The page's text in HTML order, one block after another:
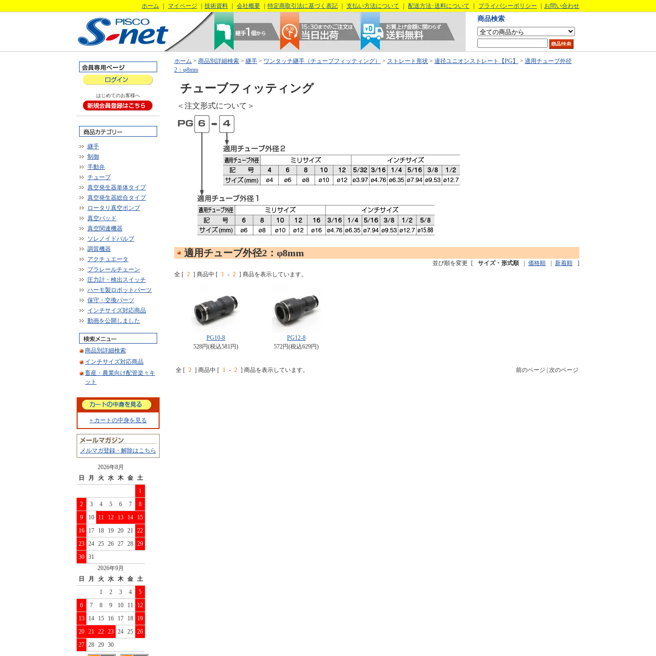
ホーム マイページ 技術資料 会社概要 特定商取引法に基づく表記 支払い方法について 配送方法･送料について プライバシーポリシー お問い合わせ
商品検索
はじめてのお客様へ
継手
制御
手動弁
チューブ
真空発生器単体タイプ
真空発生器総合タイプ
ロータリ真空ポンプ
真空パッド
真空関連機器
ソレノイドバルブ
調質機器
アクチュエータ
プラレールチェーン
圧力計・検出スイッチ
ハーモ製ロボットパーツ
保守・交換パーツ
インチサイズ対応商品
動画を公開しました
商品別詳細検索
インチサイズ対応商品
畜産・農業向け配管楽々キ
ット
» カートの中身を見る
メルマガ登録・解除はこちら
2026年8月
日
月 火 水 木 金 土
1
2
3 4 5 6 7
8
9
10 11 12 13 14
15
16
17 18 19 20 21
22
23 24 25 26 27 28 29
30 31
2026年9月
日
月 火 水 木 金 土
1
2 3 4
5
6
7 8 9 10 11
12
13
14 15 16 17 18
19
20 21 22 23 24 25 26
27 28 29 30
ホーム > 商品別詳細検索 > 継手 > ワンタッチ継手（チューブフィッティング） > ストレート形状 > 違径ユニオンストレート【PG】 > 適用チューブ外径
2：φ8mm
チューブフィッティング
＜注文形式について＞
適用チューブ外径2：φ8mm
並び順を変更 [ サイズ・形式順 価格順 新着順
]
全 [ 2 ] 商品中 [ 1 - 2 ] 商品を表示しています。
PG10-8
528円(税込581円)
PG12-8
572円(税込629円)
全 [ 2 ] 商品中 [ 1 - 2 ] 商品を表示しています。 前のページ | 次のページ